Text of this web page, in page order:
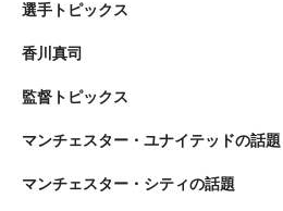
選手トピックス
香川真司
監督トピックス
マンチェスター・ユナイテッドの話題
マンチェスター・シティの話題